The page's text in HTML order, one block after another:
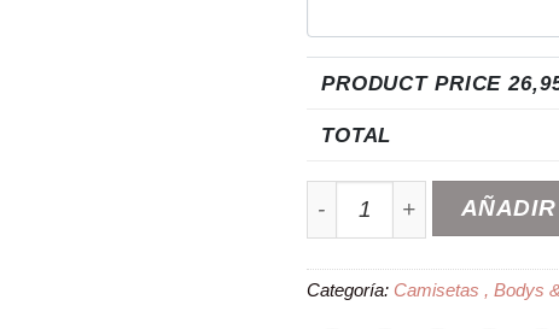
PRODUCT PRICE
TOTAL
Delantales Padre e Hijo
Categoría: Camisetas , Bodys